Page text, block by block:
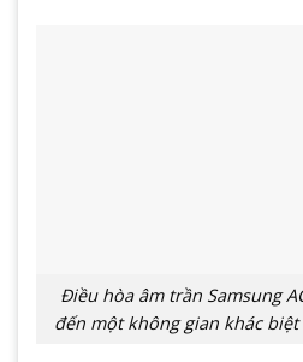
Điều hòa âm trần Samsung
đến một không gian khác